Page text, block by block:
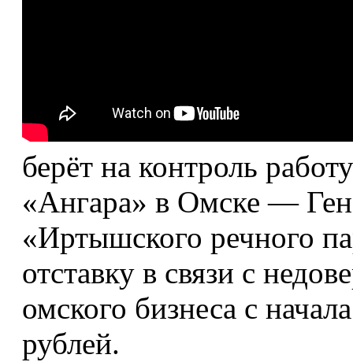
берёт на контроль
«Ангара» в Омске —
«Иртышского речного
отставку в связи с
омского бизнеса с
рублей.